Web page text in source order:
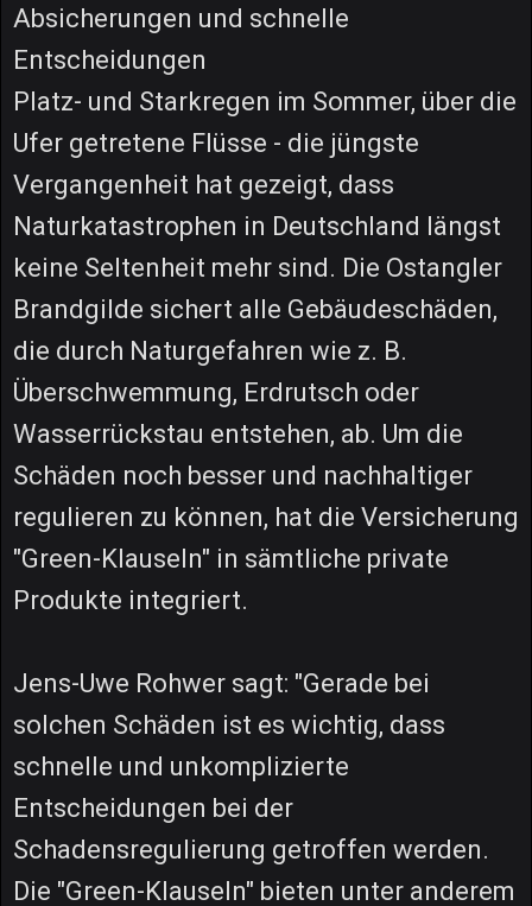
Absicherungen und schnelle
Entscheidungen
Platz- und Starkregen im Sommer, über die
Ufer getretene Flüsse - die jüngste
Vergangenheit hat gezeigt, dass
Naturkatastrophen in Deutschland längst
keine Seltenheit mehr sind. Die Ostangler
Brandgilde sichert alle Gebäudeschäden,
die durch Naturgefahren wie z. B.
Überschwemmung, Erdrutsch oder
Wasserrückstau entstehen, ab. Um die
Schäden noch besser und nachhaltiger
regulieren zu können, hat die Versicherung
"Green-Klauseln" in sämtliche private
Produkte integriert.
Jens-Uwe Rohwer sagt: "Gerade bei
solchen Schäden ist es wichtig, dass
schnelle und unkomplizierte
Entscheidungen bei der
Schadensregulierung getroffen werden.
Die "Green-Klauseln" bieten unter anderem